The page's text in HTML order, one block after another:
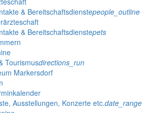
& Bereitschaftsdienstepeople_outline
& Bereitschaftsdienstepets
Tourismusdirections_run
Markersdorf
Ausstellungen, Konzerte etc.date_range